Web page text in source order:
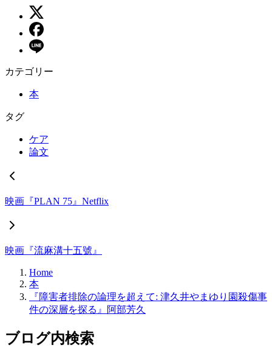
カテゴリー
本
タグ
ケア
論文
映画『PLAN 75』Netflix
映画『流麻溝十五號』
Home
本
『障害者排除の論理を超えて: 津久井やまゆり園殺傷事
件の深層を探る』阿部芳久
ブログ内検索